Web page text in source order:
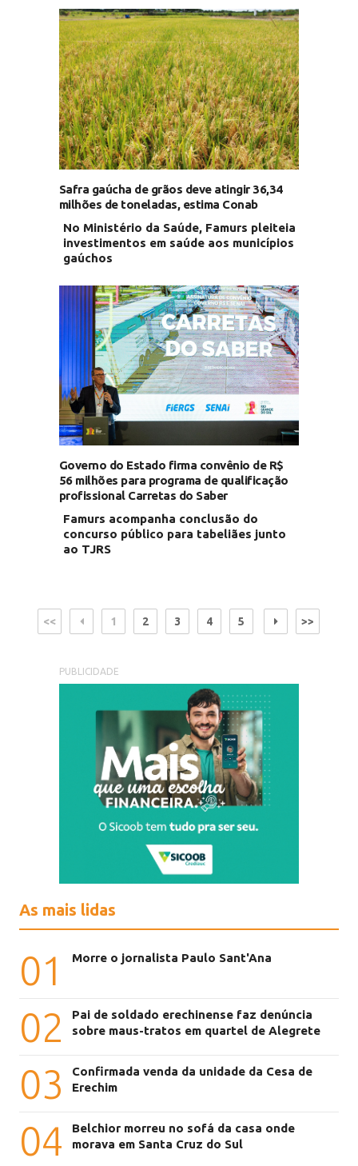
Safra gaúcha de grãos deve atingir 36,34
milhões de toneladas, estima Conab
No Ministério da Saúde, Famurs pleiteia
investimentos em saúde aos municípios
gaúchos
Governo do Estado firma convênio de R$
56 milhões para programa de qualificação
profissional Carretas do Saber
Famurs acompanha conclusão do
concurso público para tabeliães junto
ao TJRS
<< 1 2 3 4 5 >>
PUBLICIDADE
As mais lidas
01 Morre o jornalista Paulo Sant'Ana
02
Pai de soldado erechinense faz denúncia
sobre maus-tratos em quartel de Alegrete
03
Confirmada venda da unidade da Cesa de
Erechim
04
Belchior morreu no sofá da casa onde
morava em Santa Cruz do Sul